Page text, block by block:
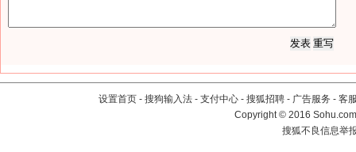
设置首页 - 搜狗输入法 - 支付中心 - 搜狐招聘 - 广告服务 - 客
Copyright©2016
搜狐不良信息举